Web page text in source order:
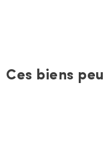
Ces biens